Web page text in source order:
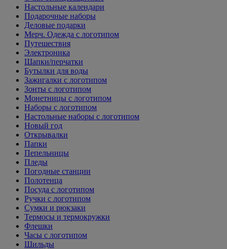
Настольные календари
Подарочные наборы
Деловые подарки
Мерч. Одежда с логотипом
Путешествия
Электроника
Шапки/перчатки
Бутылки для воды
Зажигалки с логотипом
Зонты с логотипом
Монетницы с логотипом
Наборы с логотипом
Настольные наборы с логотипом
Новый год
Открывалки
Папки
Пепельницы
Пледы
Погодные станции
Полотенца
Посуда с логотипом
Ручки с логотипом
Сумки и рюкзаки
Термосы и термокружки
Флешки
Часы с логотипом
Шильды